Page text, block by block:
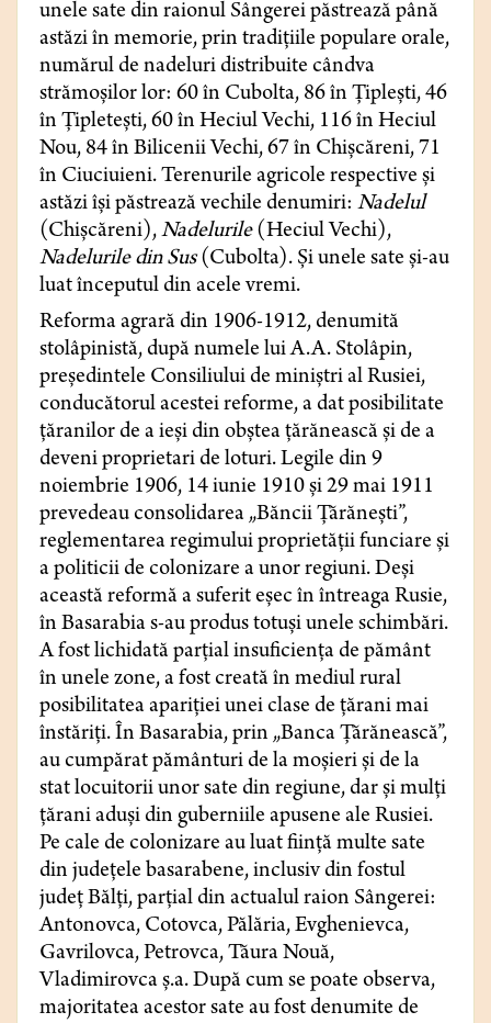
unele sate din raionul Sângerei păstrează până
astăzi în memorie, prin tradițiile populare orale,
numărul de nadeluri distribuite cândva
strămoșilor lor: 60 în Cubolta, 86 în Țiplești, 46
în Țipletești, 60 în Heciul Vechi, 116 în Heciul
Nou, 84 în Bilicenii Vechi, 67 în Chișcăreni, 71
în Ciuciuieni. Terenurile agricole respective și
astăzi își păstrează vechile denumiri: Nadelul
(Chișcăreni),Nadelurile(Heciul Vechi),
Nadelurile din Sus(Cubolta). Și unele sate și-au
luat începutul din acele vremi.
Reforma agrară din 1906-1912, denumită
stolâpinistă, după numele lui A.A. Stolâpin,
președintele Consiliului de miniștri al Rusiei,
conducătorul acestei reforme, a dat posibilitate
țăranilor de a ieși din obștea țărănească și de a
deveni proprietari de loturi. Legile din 9
noiembrie 1906, 14 iunie 1910 și 29 mai 1911
prevedeau consolidarea „Băncii Țărănești”,
reglementarea regimului proprietății funciare și
a politicii de colonizare a unor regiuni. Deși
această reformă a suferit eșec în întreaga Rusie,
în Basarabia s-au produs totuși unele schimbări.
A fost lichidată parțial insuficiența de pământ
în unele zone, a fost creată în mediul rural
posibilitatea apariției unei clase de țărani mai
înstăriți. În Basarabia, prin „Banca Țărănească”,
au cumpărat pământuri de la moșieri și de la
stat locuitorii unor sate din regiune, dar și mulți
țărani aduși din guberniile apusene ale Rusiei.
Pe cale de colonizare au luat ființă multe sate
din județele basarabene, inclusiv din fostul
județ Bălți, parțial din actualul raion Sângerei:
Antonovca, Cotovca, Pălăria, Evghenievca,
Gavrilovca, Petrovca, Tăura Nouă,
Vladimirovca ș.a. După cum se poate observa,
majoritatea acestor sate au fost denumite de